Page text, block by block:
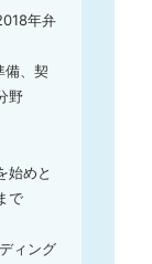
年弁
備、契
野
供。
始めと
で
ィング